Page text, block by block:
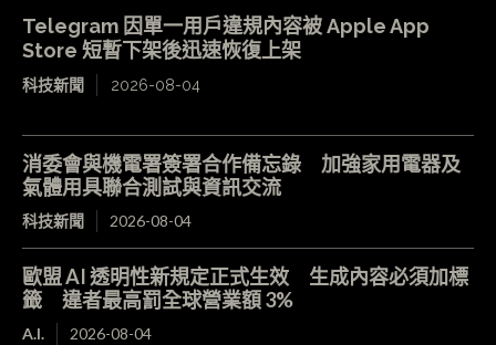
Telegram 因單一用戶違規內容被 Apple App
Store 短暫下架後迅速恢復上架
科技新聞 2026-08-04
消委會與機電署簽署合作備忘錄 加強家用電器及
氣體用具聯合測試與資訊交流
科技新聞 2026-08-04
歐盟 AI 透明性新規定正式生效 生成內容必須加標
籤 違者最高罰全球營業額 3%
A.I. 2026-08-04